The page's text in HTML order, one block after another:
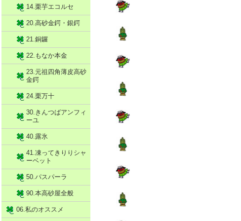
14.栗芋エコルセ
20.高砂金鍔・銀鍔
21.銅鑼
22.もなか本金
23.元祖四角薄皮高砂
金鍔
24.栗万十
30.きんつばアンフィ
ーユ
40.露氷
41.凍ってきりりシャ
ーベット
50.パスパーラ
90.本高砂屋全般
06.私のオススメ